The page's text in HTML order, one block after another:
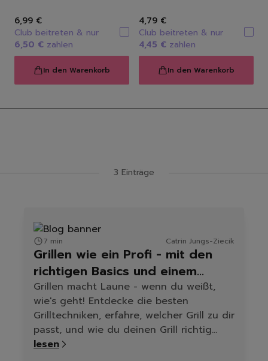
6,99 €
Club beitreten & nur
6,50 € zahlen
In den Warenkorb
4,79 €
Club beitreten & nur
4,45 € zahlen
In den Warenkorb
3 Einträge
7 min Catrin Jungs-Ziecik
Grillen wie ein Profi - mit den
richtigen Basics und einem
sauberen Grill
Grillen macht Laune - wenn du weißt,
wie's geht! Entdecke die besten
Grilltechniken, erfahre, welcher Grill zu dir
passt, und wie du deinen Grill richtig
reinigst – mit Produkttipps von
lesen